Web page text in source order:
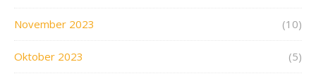
November 2023 (10)
Oktober 2023 (5)